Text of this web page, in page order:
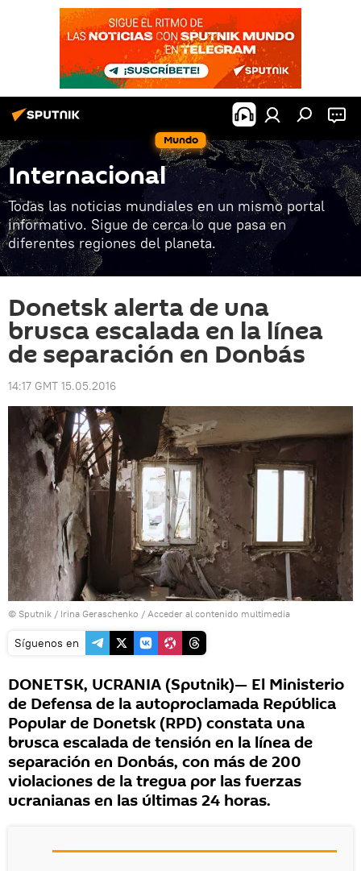
Mundo
Internacional
Todas las noticias mundiales en un mismo portal
informativo. Sigue de cerca lo que pasa en
diferentes regiones del planeta.
Donetsk alerta de una
brusca escalada en la línea
de separación en Donbás
14:17 GMT 15.05.2016
© Sputnik / Irina Geraschenko / Acceder al contenido multimedia
Síguenos en
DONETSK, UCRANIA (Sputnik)— El Ministerio
de Defensa de la autoproclamada República
Popular de Donetsk (RPD) constata una
brusca escalada de tensión en la línea de
separación en Donbás, con más de 200
violaciones de la tregua por las fuerzas
ucranianas en las últimas 24 horas.